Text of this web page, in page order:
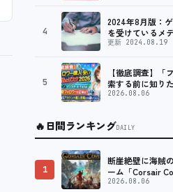
4
2024年8月版：
を受けているメ
ュー依頼先一覧
更新 2024.08.19
5
【徹底調査】「
索する前に知り
インスタ・X・
2026.08.06
🔥日間ランキングDAILY
1
断崖絶壁に海賊
ーム「Corsair
始！
2026.08.06